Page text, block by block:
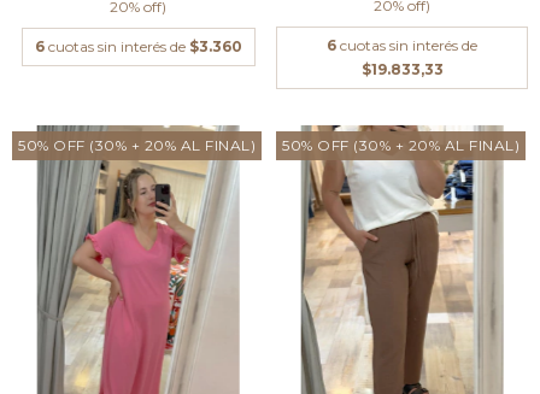
20% off)
6 cuotas sin interés de $3.360
20% off)
6 cuotas sin interés de
$19.833,33
50% OFF (30% + 20% AL FINAL) 50% OFF (30% + 20% AL FINAL)